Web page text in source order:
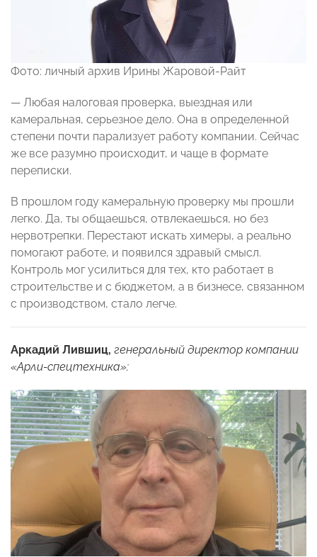
Фото: личный архив Ирины Жаровой-Райт
— Любая налоговая проверка, выездная или
камеральная, серьезное дело. Она в определенной
степени почти парализует работу компании. Сейчас
же все разумно происходит, и чаще в формате
переписки.
В прошлом году камеральную проверку мы прошли
легко. Да, ты общаешься, отвлекаешься, но без
нервотрепки. Перестают искать химеры, а реально
помогают работе, и появился здравый смысл.
Контроль мог усилиться для тех, кто работает в
строительстве и с бюджетом, а в бизнесе, связанном
с производством, стало легче.
Аркадий Лившиц, генеральный директор компании
«Арли-спецтехника»: